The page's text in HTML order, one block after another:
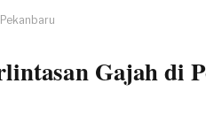
Gajah di